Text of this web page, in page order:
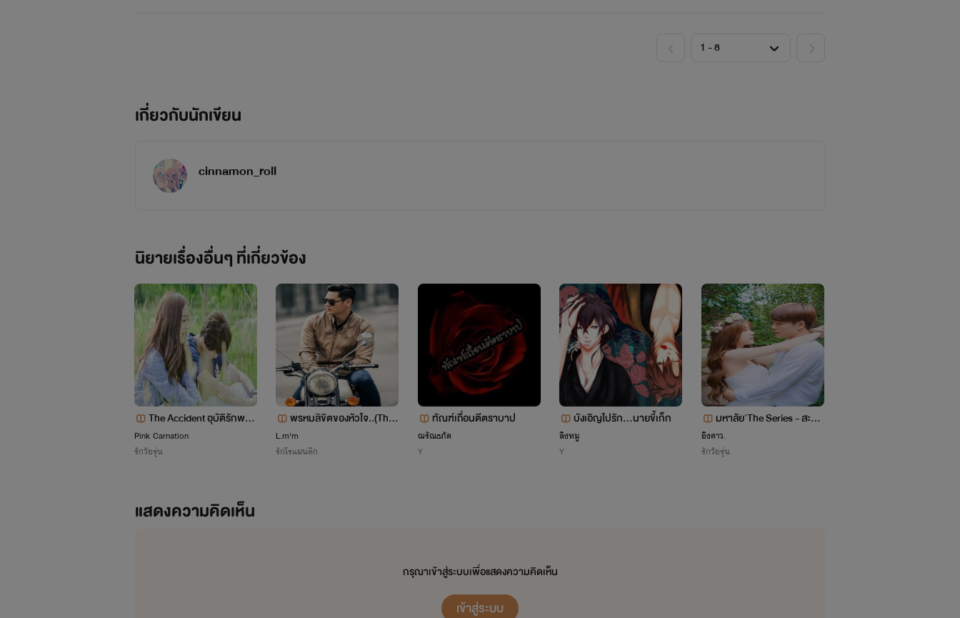
นิยายเรื่องนี้เป็นเรื่องแรกของไรด์ค่ะ หวังว่ารีดเดอร์ทุกคนจะสนุกกับนิยายเรื่องนี้นะค่ะ
ยังไงเป็นกำลังใจให้ไรด์ด้วยนะค่ะ ใครที่ชอบแนวดราม่า ร้องไห้จอเปียก รับรองว่าถึงใจแน่นอนค่ะ
เกี่ยวกับนักเขียน
cinnamon_roll
นิยายเรื่องอื่นๆ ที่เกี่ยวข้อง
The Accident อุบัติรักพลัก
ฉันให้มาเจอเธอ
Pink Carnation
รักวัยรุ่น
พรหมลิขิตของหัวใจ..(The
Destiny.)🌷<The end>
L.m'm
รักโรแมนติก
ทัณฑ์เถื่อนตีตราบาป
ฌรัณธภัค
Y
บังเอิญไปรัก...นายขี้เก็ก
ลิงหมู
Y
มหาลัย'The Series - สะดุด
รัก นายรุ่นพี่
อิงดาว.
รักวัยรุ่น
แสดงความคิดเห็น
กรุณาเข้าสู่ระบบเพื่อแสดงความคิดเห็น
เข้าสู่ระบบ